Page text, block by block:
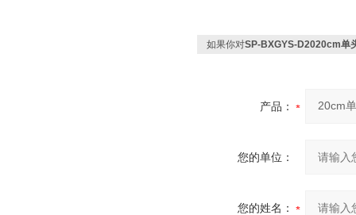
如果你对SP-BXGYS-D2020cm单
产品：
您的单位：
您的姓名：